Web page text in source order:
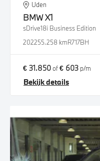
Uden
BMWX1
sDrive18i Business Edition
202255.258 kmR717BH
€ 31.850of€ 603 p/m
Bekijk details